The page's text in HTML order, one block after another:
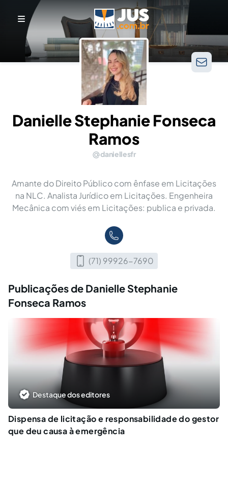
Danielle Stephanie Fonseca
Ramos
daniellesfr
Amante do Direito Público com ênfase em Licitações
na NLC. Analista Jurídico em Licitações. Engenheira
Mecânica com viés em Licitações: publica e privada.
(71) 99926-7690
Publicações de Danielle Stephanie
Fonseca Ramos
Destaque dos editores
Dispensa de licitação e responsabilidade do gestor
que deu causa à emergência